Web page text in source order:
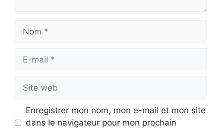
mail
web
Enregistrer mon nom, mon e-mail et mon site
dans le navigateur pour mon prochain